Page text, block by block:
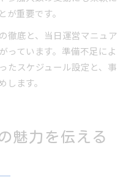
重要です。
徹底と、当日運営マニュア
っています。準備不足によ
たスケジュール設定と、事
ます。
魅力を伝える